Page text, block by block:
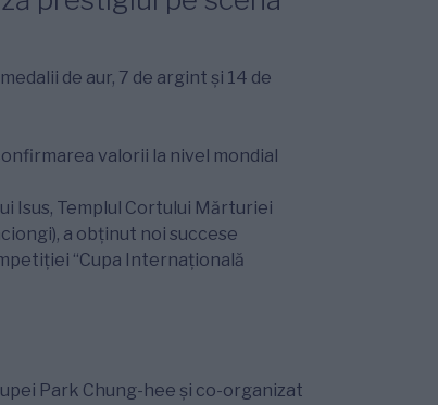
de aur, 7 de argint și 14 de
valorii la nivel mondial
Isus, Templul Cortului Mărturiei
a obținut noi succese
“Cupa Internațională
Park Chung-hee și co-organizat